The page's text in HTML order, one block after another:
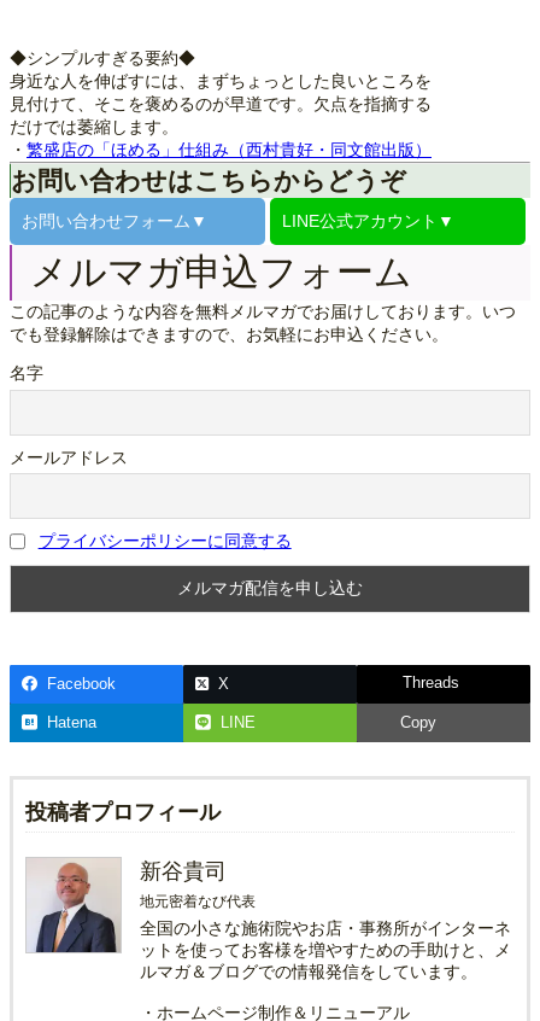
◆シンプルすぎる要約◆
身近な人を伸ばすには、まずちょっとした良いところを
見付けて、そこを褒めるのが早道です。欠点を指摘する
だけでは萎縮します。
・ 繁盛店の「ほめる」仕組み（西村貴好・同文館出版）
お問い合わせはこちらからどうぞ
お問い合わせフォーム▼ LINE公式アカウント▼
メルマガ申込フォーム
この記事のような内容を無料メルマガでお届けしております。いつ
でも登録解除はできますので、お気軽にお申込ください。
名字
メールアドレス
プライバシーポリシーに同意する
Facebook X Threads
Hatena LINE Copy
投稿者プロフィール
新谷貴司
地元密着なび代表
全国の小さな施術院やお店・事務所がインターネ
ットを使ってお客様を増やすための手助けと、メ
ルマガ＆ブログでの情報発信をしています。
・ホームページ制作＆リニューアル